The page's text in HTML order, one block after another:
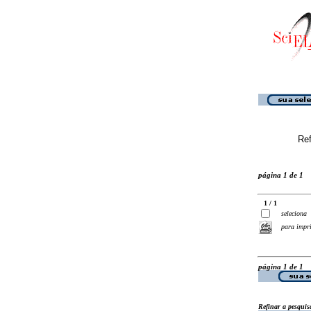
página 1 de 1
1 / 1
seleciona
para
página 1 de 1
Refinar a